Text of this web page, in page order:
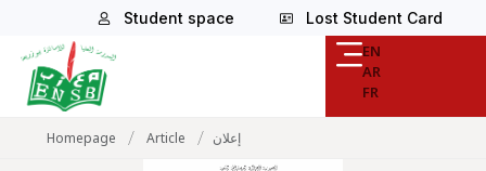
Student space Lost Student Card
EN
AR
FR
Homepage / Article / إعلان